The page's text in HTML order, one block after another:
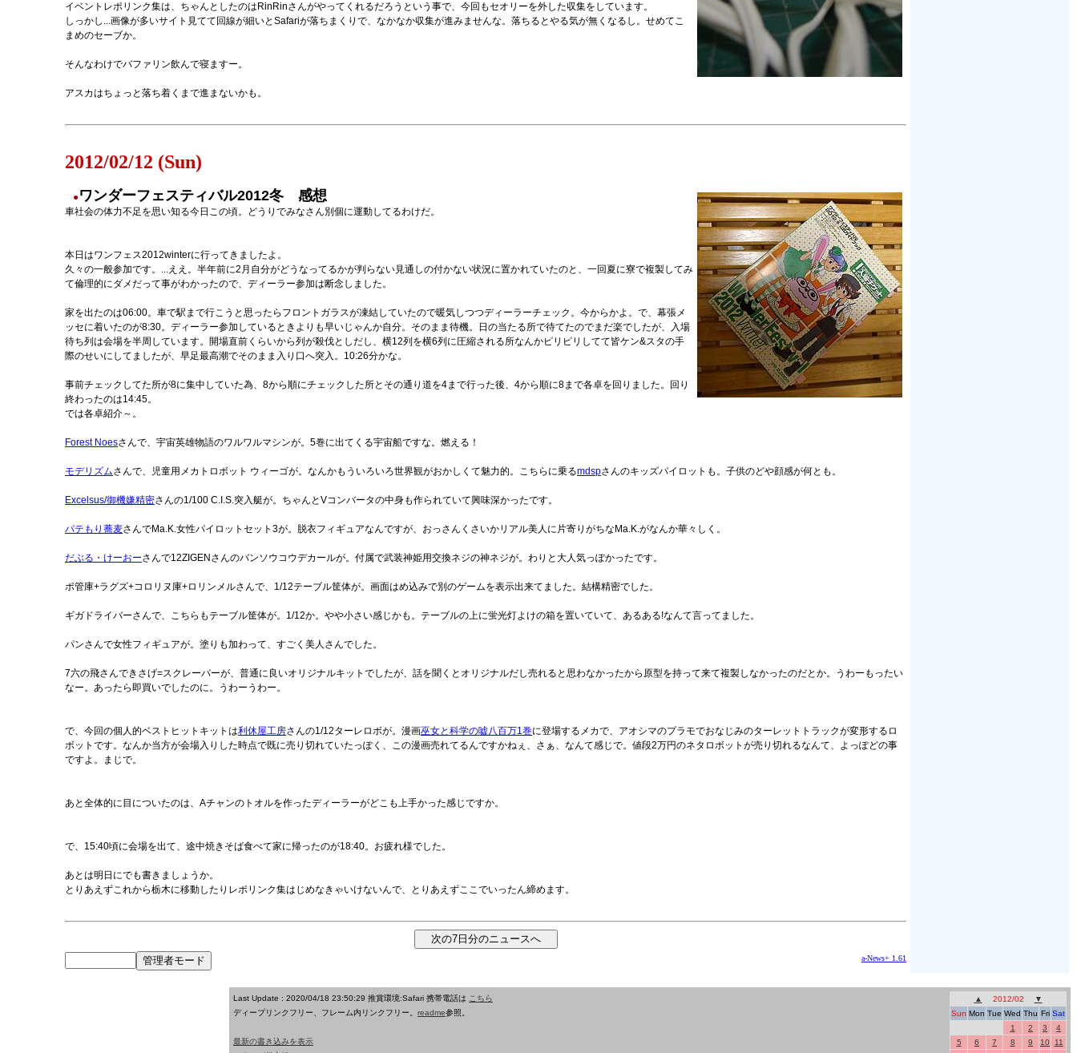
イベントレポリンク集は、ちゃんとしたのはRinRinさんがやってくれるだろうという事で、今回もセオリーを外した収集をしています。
しっかし...画像が多いサイト見てて回線が細いとSafariが落ちまくりで、なかなか収集が進みませんな。落ちるとやる気が無くなるし。せめてこ
まめのセーブか。
そんなわけでバファリン飲んで寝ますー。
アスカはちょっと落ち着くまで進まないかも。
2012/02/12 (Sun)
●ワンダーフェスティバル2012冬 感想
車社会の体力不足を思い知る今日この頃。どうりでみなさん別個に運動してるわけだ。
本日はワンフェス2012winterに行ってきましたよ。
久々の一般参加です。...ええ。半年前に2月自分がどうなってるかが判らない見通しの付かない状況に置かれていたのと、一回夏に寮で複製してみ
て倫理的にダメだって事がわかったので、ディーラー参加は断念しました。
家を出たのは06:00。車で駅まで行こうと思ったらフロントガラスが凍結していたので暖気しつつディーラーチェック。今からかよ。で、幕張メ
ッセに着いたのが8:30。ディーラー参加しているときよりも早いじゃんか自分。そのまま待機。日の当たる所で待てたのでまだ楽でしたが、入場
待ち列は会場を半周しています。開場直前くらいから列が殺伐としだし、横12列を横6列に圧縮される所なんかピリピリしてて皆ケン&スタの手
際のせいにしてましたが、早足最高潮でそのまま入り口へ突入。10:26分かな。
事前チェックしてた所が8に集中していた為、8から順にチェックした所とその通り道を4まで行った後、4から順に8まで各卓を回りました。回り
終わったのは14:45。
では各卓紹介～。
Forest Noesさんで、宇宙英雄物語のワルワルマシンが。5巻に出てくる宇宙船ですな。燃える！
モデリズムさんで、児童用メカトロボット ウィーゴが。なんかもういろいろ世界観がおかしくて魅力的。こちらに乗るmdspさんのキッズパイロットも。子供のどや顔感が何とも。
Excelsus/御機嫌精密さんの1/100 C.I.S.突入艇が。ちゃんとVコンバータの中身も作られていて興味深かったです。
パテもり蕎麦さんでMa.K.女性パイロットセット3が。脱衣フィギュアなんですが、おっさんくさいかリアル美人に片寄りがちなMa.K.がなんか華々しく。
だぶる・けーおーさんで12ZIGEN さんのバンソウコウデカールが。付属で武装神姫用交換ネジの神ネジが。わりと大人気っぽかったです。
ポ管庫+ラグズ+コロリヌ庫+ロリンメルさんで、1/12テーブル筐体が。画面はめ込みで別のゲームを表示出来てました。結構精密でした。
ギガドライバーさんで、こちらもテーブル筐体が。1/12か。やや小さい感じかも。テーブルの上に蛍光灯よけの箱を置いていて、あるある!なんて言ってました。
パンさんで女性フィギュアが。塗りも加わって、すごく美人さんでした。
7六の飛さんできさげ=スクレーパーが、普通に良いオリジナルキットでしたが、話を聞くとオリジナルだし売れると思わなかったから原型を持って来て複製しなかったのだとか。うわーもったい
なー。あったら即買いでしたのに。うわーうわー。
で、今回の個人的ベストヒットキットは利休屋工房さんの1/12ターレロボが。漫画巫女と科学の嘘八百万1巻に登場するメカで、アオシマのプラモでおなじみのターレットトラックが変形するロ
ボットです。なんか当方が会場入りした時点で既に売り切れていたっぽく、この漫画売れてるんですかねぇ、さぁ、なんて感じで。値段2万円のネタロボットが売り切れるなんて、よっぽどの事
ですよ。まじで。
あと全体的に目についたのは、Aチャンのトオルを作ったディーラーがどこも上手かった感じですか。
で、15:40頃に会場を出て、途中焼きそば食べて家に帰ったのが18:40。お疲れ様でした。
あとは明日にでも書きましょうか。
とりあえずこれから栃木に移動したりレポリンク集はじめなきゃいけないんで、とりあえずここでいったん締めます。
a-News+ 1.61
Last Update : 2020/04/18 23:50:29 推賞環境:Safari 携帯電話は こちら
ディープリンクフリー、フレーム内リンクフリー。 readme参照。
最新の書き込みを表示
▲ 2012/02
▼
Sun Mon Tue Wed Thu Fri Sat
1
2 3
4
5
6 7 8 9 10
11